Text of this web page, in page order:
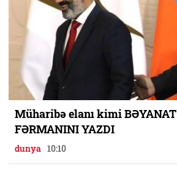
Müharibə elanı kimi
FƏRMANINI YAZDI
dunya 10:10